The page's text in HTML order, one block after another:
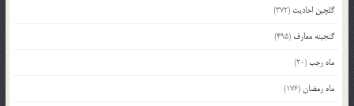
گلچین احادیث (372)
گنجینه معارف (495)
ماه رجب(20)
ماه رمضان(176)